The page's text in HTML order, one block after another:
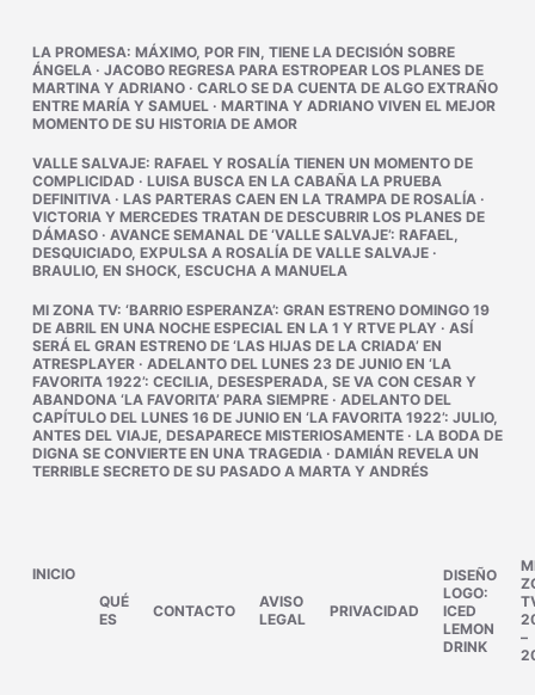
LA PROMESA: MÁXIMO, POR FIN, TIENE LA DECISIÓN SOBRE
ÁNGELA· JACOBO REGRESA PARA ESTROPEAR LOS PLANES DE
MARTINA Y ADRIANO· CARLO SE DA CUENTA DE ALGO EXTRAÑO
ENTRE MARÍA Y SAMUEL· MARTINA Y ADRIANO VIVEN EL MEJOR
MOMENTO DE SU HISTORIA DE AMOR
VALLE SALVAJE: RAFAEL Y ROSALÍA TIENEN UN MOMENTO DE
COMPLICIDAD · LUISA BUSCA EN LA CABAÑA LA PRUEBA
DEFINITIVA· LAS PARTERAS CAEN EN LA TRAMPA DE ROSALÍA·
VICTORIA Y MERCEDES TRATAN DE DESCUBRIR LOS PLANES DE
DÁMASO· AVANCE SEMANAL DE ‘VALLE SALVAJE’: RAFAEL,
DESQUICIADO, EXPULSA A ROSALÍA DE VALLE SALVAJE·
BRAULIO, EN SHOCK, ESCUCHA A MANUELA
MI ZONA TV: ‘BARRIO ESPERANZA’: GRAN ESTRENO DOMINGO 19
DE ABRIL EN UNA NOCHE ESPECIAL EN LA 1 Y RTVE PLAY · ASÍ
SERÁ EL GRAN ESTRENO DE ‘LAS HIJAS DE LA CRIADA’ EN
ATRESPLAYER· ADELANTO DEL LUNES 23 DE JUNIO EN ‘LA
FAVORITA 1922’: CECILIA, DESESPERADA, SE VA CON CESAR Y
ABANDONA ‘LA FAVORITA’ PARA SIEMPRE· ADELANTO DEL
CAPÍTULO DEL LUNES 16 DE JUNIO EN ‘LA FAVORITA 1922’: JULIO,
ANTES DEL VIAJE, DESAPARECE MISTERIOSAMENTE· LA BODA DE
DIGNA SE CONVIERTE EN UNA TRAGEDIA· DAMIÁN REVELA UN
TERRIBLE SECRETO DE SU PASADO A MARTA Y ANDRÉS
INICIO
QUÉ
ES
CONTACTO
AVISO
LEGAL
PRIVACIDAD
DISEÑO
LOGO:
ICED
LEMON
DRINK
–